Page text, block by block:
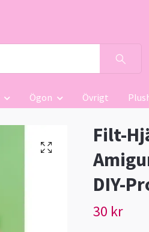
Ögon Övrigt
Filt-
DIY-
30 kr